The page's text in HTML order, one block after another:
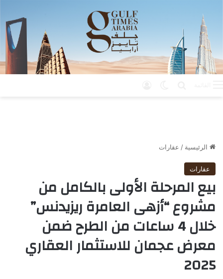
الرئيسية / عقارات
عقارات
بيع المرحلة الأولى بالكامل من
مشروع “أزهى العامرة ريزيدنس”
خلال 4 ساعات من الطرح ضمن
معرض عجمان للاستثمار العقاري
2025